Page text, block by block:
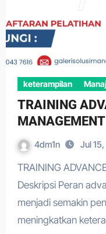
keterampilan
TRAINING
MANAGEMENT
4dm1n Jul
TRAINING ADVANCED GENERAL MANAGEMENT
Deskripsi Peran
menjadi semakin
meningkatkan